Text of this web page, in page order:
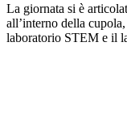
La giornata si è
all’interno della
laboratorio STEM e il